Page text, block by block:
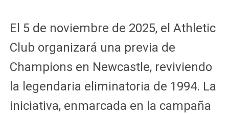
El 5 de noviembre de 2025, el Athletic
Club organizará una previa de
Champions en Newcastle, reviviendo
la legendaria eliminatoria de 1994. La
iniciativa, enmarcada en la campaña